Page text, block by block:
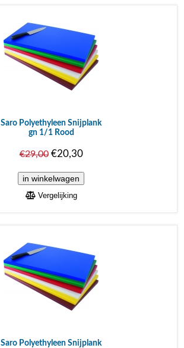
Saro Polyethyleen Snijplank
gn 1/1 Rood
€29,00€20,30
Vergelijking
Saro Polyethyleen Snijplank